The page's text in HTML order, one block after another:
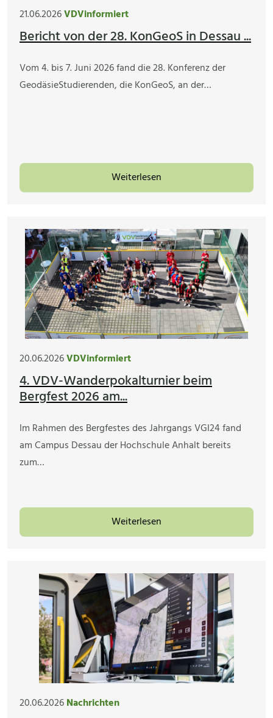
21.06.2026VDVinformiert
Bericht von der 28. KonGeoS in Dessau ...
Vom 4. bis 7. Juni 2026 fand die 28. Konferenz der
GeodäsieStudierenden, die KonGeoS, an der…
Weiterlesen
20.06.2026VDVinformiert
4. VDV-Wanderpokalturnier beim
Bergfest 2026 am...
Im Rahmen des Bergfestes des Jahrgangs VGI24 fand
am Campus Dessau der Hochschule Anhalt bereits
zum…
Weiterlesen
20.06.2026Nachrichten